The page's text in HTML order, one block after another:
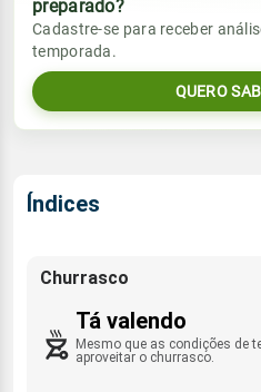
Rajada de vento
Sol
07:06h às 18:02h
Chuva
0.0mm
Rajada de vento
Sol
preparado?
Cadastre-se para receber
temporada.
QUERO
Índices
Churrasco
Tá valendo
Mesmo que as condições de
aproveitar o churrasco.